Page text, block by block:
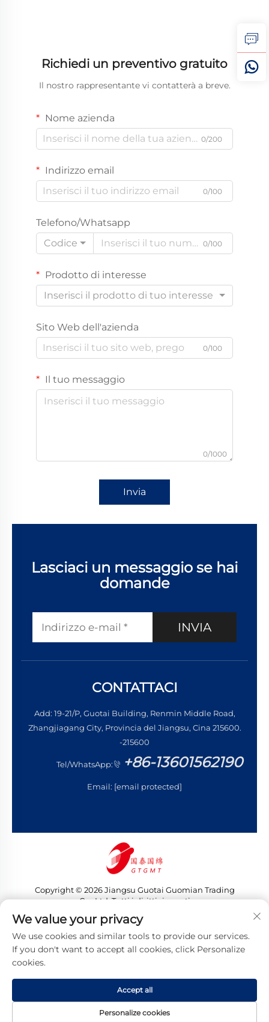
Richiedi un preventivo gratuito
Il nostro rappresentante vi contatterà a breve.
Nome azienda
0/200
Indirizzo email
0/100
Telefono/Whatsapp
Codice
0/100
Prodotto di interesse
Inserisci il prodotto di tuo interesse
Sito Web dell'azienda
0/100
Il tuo messaggio
0/1000
Invia
Lasciaci un messaggio se hai
domande
INVIA
CONTATTACI
Add: 19-21/P, Guotai Building, Renmin Middle Road,
Zhangjiagang City, Provincia del Jiangsu, Cina 215600.
-215600
Tel/WhatsApp: +86-13601562190
Email: [email protected]
Copyright © 2026 Jiangsu Guotai Guomian Trading
Co., Ltd. Tutti i diritti riservati
Informativa sulla privacy
We value your privacy
We use cookies and similar tools to provide our services.
If you don't want to accept all cookies, click Personalize
cookies.
Personalize cookies
Accept all